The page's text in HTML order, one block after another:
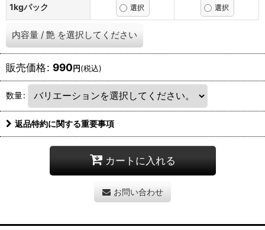
1kgパック
内容量 / 艶 を選択してください
販売価格: 990円(税込)
数量:
返品特約に関する重要事項
カートに入れる
お問い合わせ